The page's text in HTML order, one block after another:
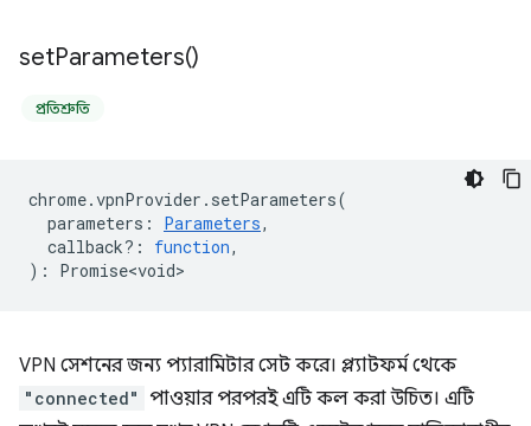
setParameters()
প্রতিশ্রুতি
chrome.vpnProvider . setParameters(
parameters : Parameters,
callback? : function,
) : Promise<void>
VPN সেশনের জন্য প্যারামিটার সেট করে। প্ল্যাটফর্ম থেকে
"connected" পাওয়ার পরপরই এটি কল করা উচিত। এটি